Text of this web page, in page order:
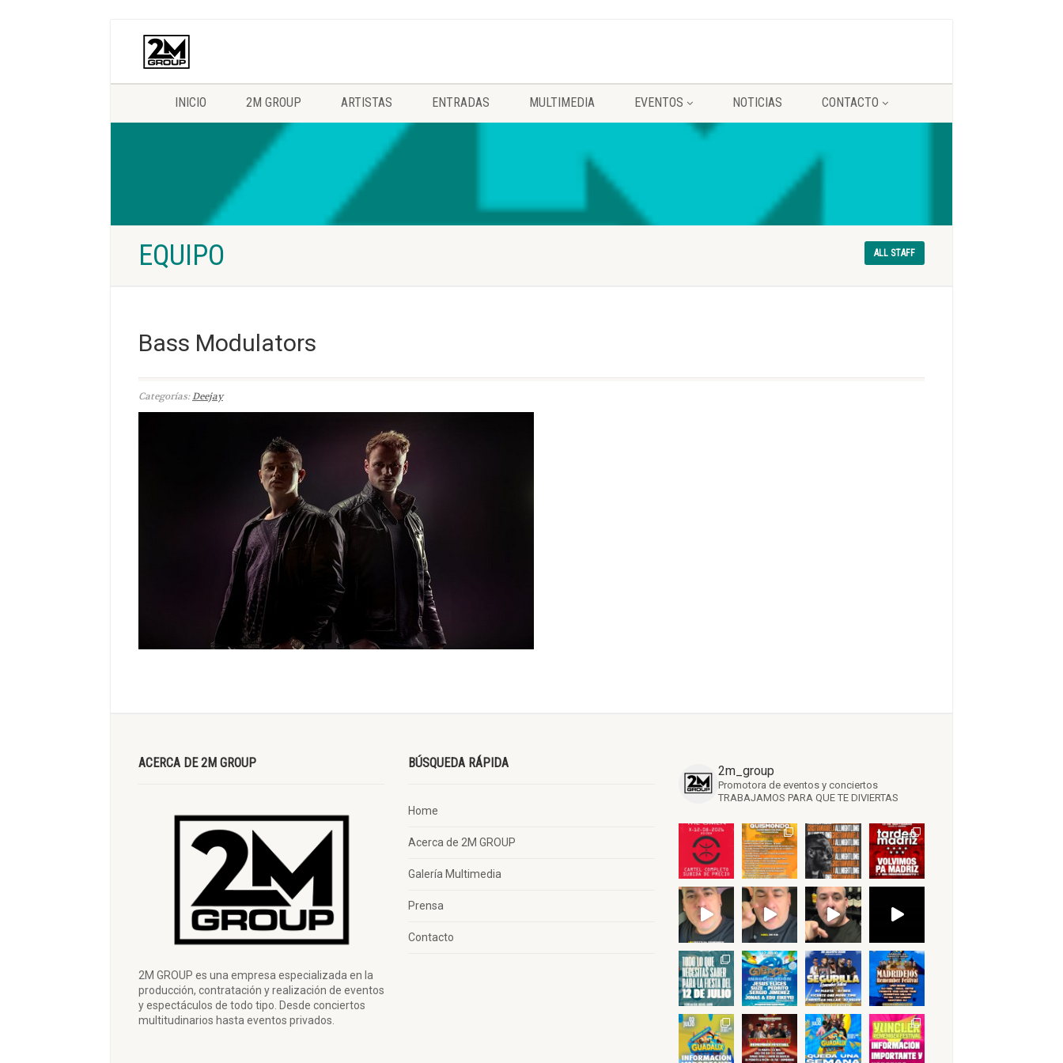
INICIO 2M GROUP ARTISTAS ENTRADAS MULTIMEDIA EVENTOS NOTICIAS CONTACTO
EQUIPO ALL STAFF
Bass Modulators
Categorías:Deejay
ACERCA DE 2M GROUP
2M GROUP es una empresa especializada en la
producción, contratación y realización de eventos
y espectáculos de todo tipo. Desde conciertos
multitudinarios hasta eventos privados.
BÚSQUEDA RÁPIDA
Home
Acerca de 2M GROUP
Galería Multimedia
Prensa
Contacto
2m_group
Promotora de eventos y conciertos
TRABAJAMOS PARA QUE TE DIVIERTAS